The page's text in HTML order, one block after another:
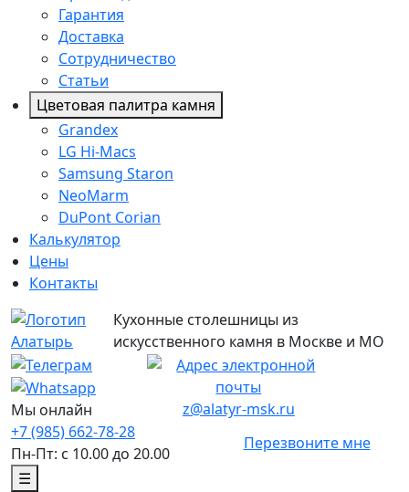
Гарантия
Доставка
Сотрудничество
Статьи
Цветовая палитра камня
Grandex
LG Hi-Macs
Samsung Staron
NeoMarm
DuPont Corian
Калькулятор
Цены
Контакты
Кухонные столешницы из
искусственного камня в Москве и МО
Мы онлайн
z@alatyr-msk.ru
+7 (985) 662-78-28
Пн-Пт: с 10.00 до 20.00
Перезвоните мне
☰